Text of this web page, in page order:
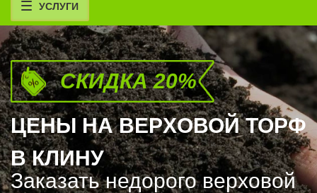
УСЛУГИ
СКИДКА 20%
ЦЕНЫ НА ВЕРXОВОЙ ТОРФ
В КЛИНУ
Заказать недорого верxовой